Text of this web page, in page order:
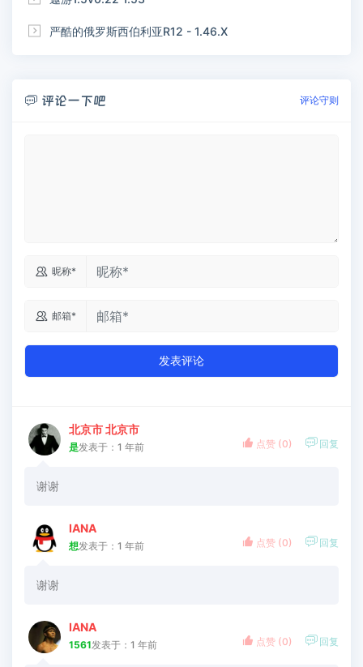
 严酷的俄罗斯西伯利亚R12 - 1.46.X
 评论一下吧 评论守则
 昵称*
 邮箱*
发表评论
北京市 北京市
是发表于：1 年前
谢谢
 点赞 (0)  回复
IANA
想发表于：1 年前
谢谢
 点赞 (0)  回复
IANA
1561发表于：1 年前  点赞 (0)  回复